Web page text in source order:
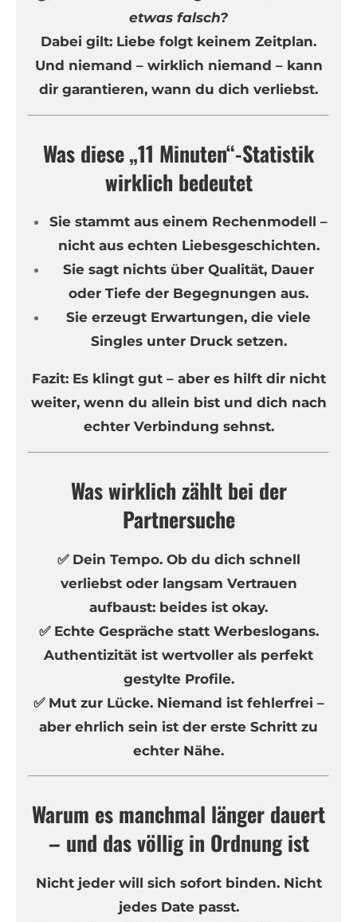
etwas falsch?
Dabei gilt: Liebe folgt keinem Zeitplan.
Und niemand – wirklich niemand – kann
dir garantieren, wann du dich verliebst.
Was diese „11 Minuten“-Statistik
wirklich bedeutet
Sie stammt aus einem Rechenmodell –
nicht aus echten Liebesgeschichten.
Sie sagt nichts über Qualität, Dauer
oder Tiefe der Begegnungen aus.
Sie erzeugt Erwartungen, die viele
Singles unter Druck setzen.
Fazit: Es klingt gut – aber es hilft dir nicht
weiter, wenn du allein bist und dich nach
echter Verbindung sehnst.
Was wirklich zählt bei der
Partnersuche
✅ Dein Tempo. Ob du dich schnell
verliebst oder langsam Vertrauen
aufbaust: beides ist okay.
✅ Echte Gespräche statt Werbeslogans.
Authentizität ist wertvoller als perfekt
gestylte Profile.
✅ Mut zur Lücke. Niemand ist fehlerfrei –
aber ehrlich sein ist der erste Schritt zu
echter Nähe.
Warum es manchmal länger dauert
– und das völlig in Ordnung ist
Nicht jeder will sich sofort binden. Nicht
jedes Date passt.